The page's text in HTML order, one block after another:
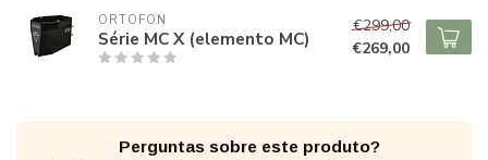
ORTOFON
Série MC X (elemento MC)
€299,00
€269,00
Perguntas sobre este produto?